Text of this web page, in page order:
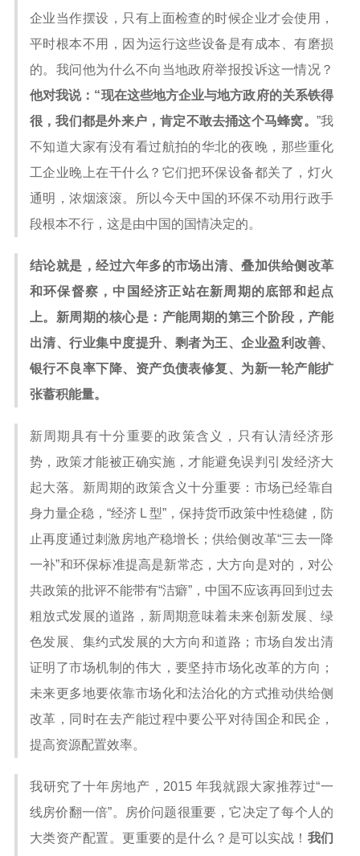
企业当作摆设，只有上面检查的时候企业才会使用，
平时根本不用，因为运行这些设备是有成本、有磨损
的。我问他为什么不向当地政府举报投诉这一情况？
他对我说：“现在这些地方企业与地方政府的关系铁得
很，我们都是外来户，肯定不敢去捅这个马蜂窝。 ”我
不知道大家有没有看过航拍的华北的夜晚，那些重化
工企业晚上在干什么？它们把环保设备都关了，灯火
通明，浓烟滚滚。所以今天中国的环保不动用行政手
段根本不行，这是由中国的国情决定的。
结论就是，经过六年多的市场出清、叠加供给侧改革
和环保督察，中国经济正站在新周期的底部和起点
上。新周期的核心是：产能周期的第三个阶段，产能
出清、行业集中度提升、剩者为王、企业盈利改善、
银行不良率下降、资产负债表修复、为新一轮产能扩
张蓄积能量。
新周期具有十分重要的政策含义，只有认清经济形
势，政策才能被正确实施，才能避免误判引发经济大
起大落。新周期的政策含义十分重要：市场已经靠自
身力量企稳，“经济 L 型”，保持货币政策中性稳健，防
止再度通过刺激房地产稳增长；供给侧改革“三去一降
一补”和环保标准提高是新常态，大方向是对的，对公
共政策的批评不能带有“洁癖”，中国不应该再回到过去
粗放式发展的道路，新周期意味着未来创新发展、绿
色发展、集约式发展的大方向和道路；市场自发出清
证明了市场机制的伟大，要坚持市场化改革的方向；
未来更多地要依靠市场化和法治化的方式推动供给侧
改革，同时在去产能过程中要公平对待国企和民企，
提高资源配置效率。
我研究了十年房地产，2015 年我就跟大家推荐过“一
线房价翻一倍”。房价问题很重要，它决定了每个人的
大类资产配置。更重要的是什么？是可以实战！ 我们